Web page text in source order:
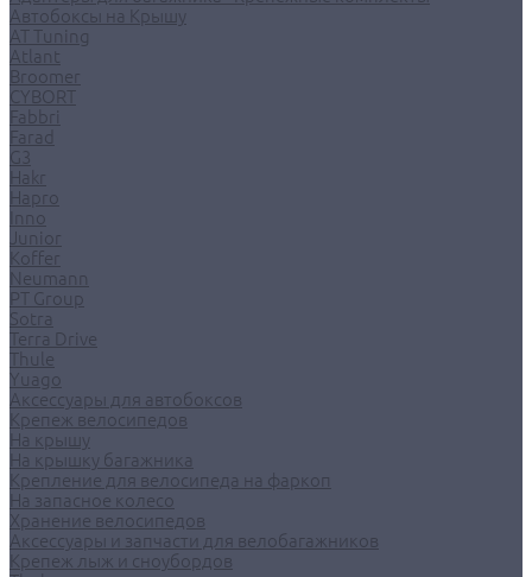
Автобоксы на Крышу
AT Tuning
Atlant
Broomer
CYBORT
Fabbri
Farad
G3
Hakr
Hapro
Inno
Junior
Koffer
Neumann
PT Group
Sotra
Terra Drive
Thule
Yuago
Аксессуары для автобоксов
Крепеж велосипедов
На крышу
На крышку багажника
Крепление для велосипеда на фаркоп
На запасное колесо
Хранение велосипедов
Аксессуары и запчасти для велобагажников
Крепеж лыж и сноубордов